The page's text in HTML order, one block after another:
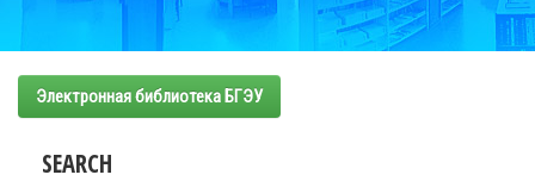
Электронная библиотека БГЭУ
SEARCH